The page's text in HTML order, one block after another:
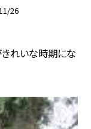
26
きれいな時期にな